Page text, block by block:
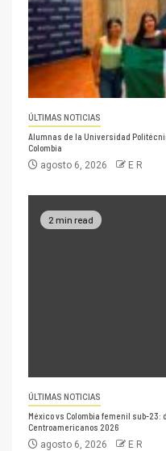
ÚLTIMAS NOTICIAS
Alumnas de la Universidad
Colombia
agosto 6, 2026 E R
2 min read
ÚLTIMAS NOTICIAS
México vs Colombia femenil sub-
Centroamericanos 2026
agosto 6, 2026 E R